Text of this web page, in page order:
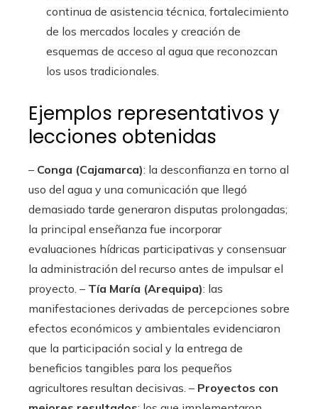
continua de asistencia técnica, fortalecimiento
de los mercados locales y creación de
esquemas de acceso al agua que reconozcan
los usos tradicionales.
Ejemplos representativos y
lecciones obtenidas
– Conga (Cajamarca): la desconfianza en torno al
uso del agua y una comunicación que llegó
demasiado tarde generaron disputas prolongadas;
la principal enseñanza fue incorporar
evaluaciones hídricas participativas y consensuar
la administración del recurso antes de impulsar el
proyecto. – Tía María (Arequipa): las
manifestaciones derivadas de percepciones sobre
efectos económicos y ambientales evidenciaron
que la participación social y la entrega de
beneficios tangibles para los pequeños
agricultores resultan decisivas. – Proyectos con